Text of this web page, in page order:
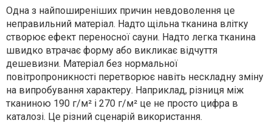
Одна з найпоширеніших причин невдоволення це
неправильний матеріал. Надто щільна тканина влітку
створює ефект переносної сауни. Надто легка тканина
швидко втрачає форму або викликає відчуття
дешевизни. Матеріал без нормальної
повітропроникності перетворює навіть нескладну зміну
на випробування характеру. Наприклад, різниця між
тканиною 190 г/м² і 270 г/м² це не просто цифра в
каталозі. Це різний сценарій використання.